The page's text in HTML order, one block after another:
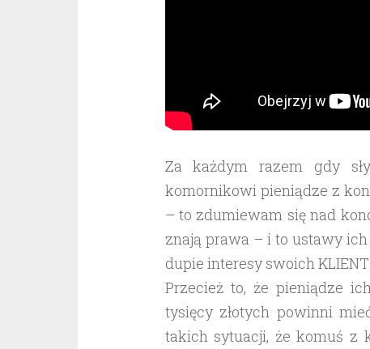
Za każdym razem gdy
komornikowi pieniądze z
– to zdumiewam się nad
znają prawa – i to ustawy
dupie interesy swoich
Przecież to, że pieniądze
tysięcy złotych powinni
takich sytuacji, że komuś z